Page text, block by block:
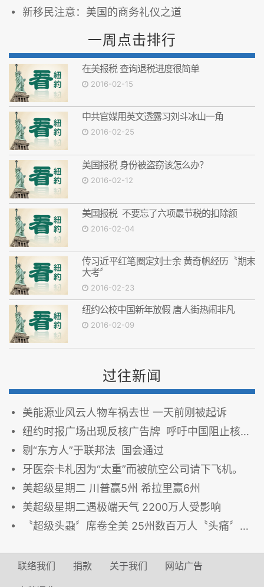
新移民注意：美国的商务礼仪之道
一周点击排行
在美报税 查询退税进度很简单
2016-02-15
中共官媒用英文透露习刘斗冰山一角
2016-02-25
美国报税 身份被盗窃该怎么办？
2016-02-12
美国报税 不要忘了六项最节税的扣除额
2016-02-04
传习近平红笔圈定刘士余 黄奇帆经历〝期末
大考〞
2016-02-23
纽约公校中国新年放假 唐人街热闹非凡
2016-02-09
过往新闻
美能源业风云人物车祸去世 一天前刚被起诉
纽约时报广场出现反核广告牌 呼吁中国阻止核赌博
剔“东方人”于联邦法 国会通过
牙医奈卡札因为“太重”而被航空公司请下飞机。
美超级星期二 川普赢5州 希拉里赢6州
美超级星期二遇极端天气 2200万人受影响
〝超级头蝨〞席卷全美 25州数百万人〝头痛〞(视频)
联络我们 捐款 关于我们 网站广告